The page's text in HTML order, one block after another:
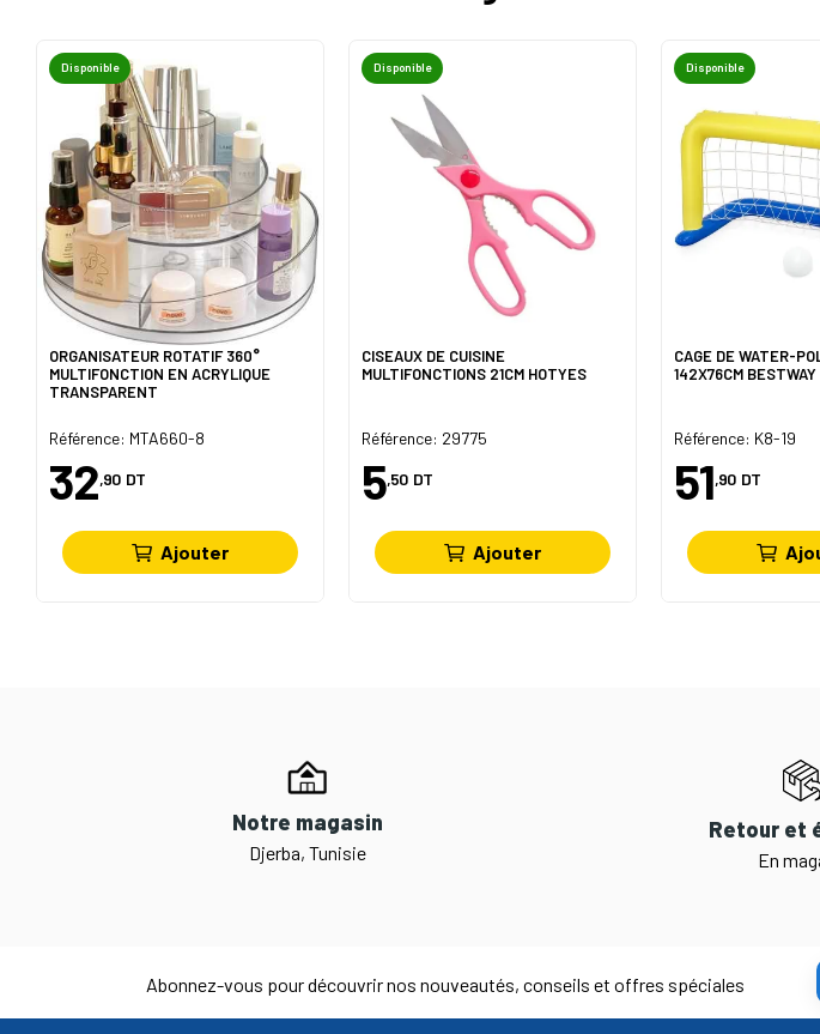
Disponible
ORGANISATEUR ROTATIF 360°
MULTIFONCTION EN ACRYLIQUE
TRANSPARENT
Référence: MTA660-8
32,90 DT
Ajouter
Disponible
CISEAUX DE CUISINE
MULTIFONCTIONS 21CM HOTYES
Référence: 29775
5,50 DT
Ajouter
Disponible
CAGE DE WATER-
142X76CM BESTWAY
Référence: K8-19
51,90 DT
Notre magasin
Djerba, Tunisie
Retour et
En
Abonnez-vous pour découvrir nos nouveautés, conseils et offres spéciales